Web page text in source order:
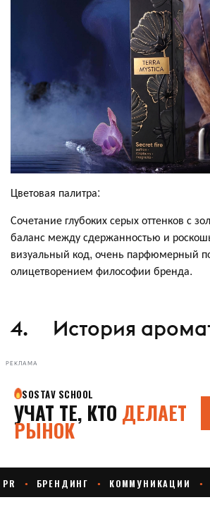
Цветовая палитра:
Сочетание глубоких серых оттенков с
баланс между сдержанностью и
визуальный код, очень парфюмерный
олицетворением философии бренда.
4. История
РЕКЛАМА